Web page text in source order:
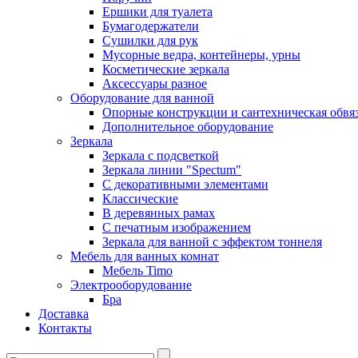
Ершики для туалета
Бумагодержатели
Сушилки для рук
Мусорные ведра, контейнеры, урны
Косметические зеркала
Аксессуары разное
Оборудование для ванной
Опорные конструкции и сантехническая
Дополнительное оборудование
Зеркала
Зеркала с подсветкой
Зеркала линии "Spectum"
С декоративными элементами
Классические
В деревянных рамах
С печатным изображением
Зеркала для ванной с эффектом тоннеля
Мебель для ванных комнат
Мебель Timo
Электрооборудование
Бра
Доставка
Контакты